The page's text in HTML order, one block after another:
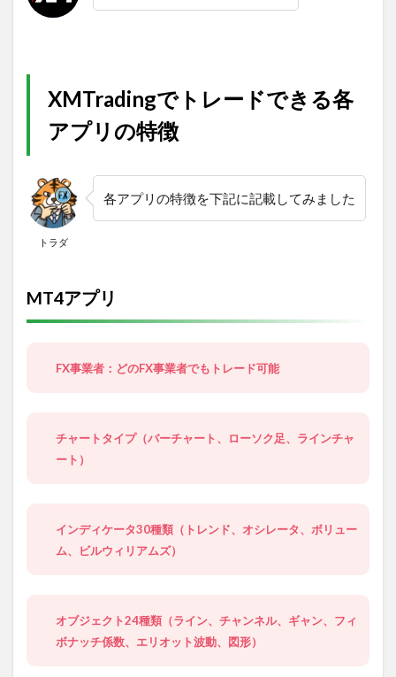
XMTradingでトレードできる各
アプリの特徴
トラダ
各アプリの特徴を下記に記載してみました
MT4アプリ
FX事業者：どのFX事業者でもトレード可能
チャートタイプ（バーチャート、ローソク足、ラインチャ
ート）
インディケータ30種類（トレンド、オシレータ、ボリュー
ム、ビルウィリアムズ）
オブジェクト24種類（ライン、チャンネル、ギャン、フィ
ボナッチ係数、エリオット波動、図形）